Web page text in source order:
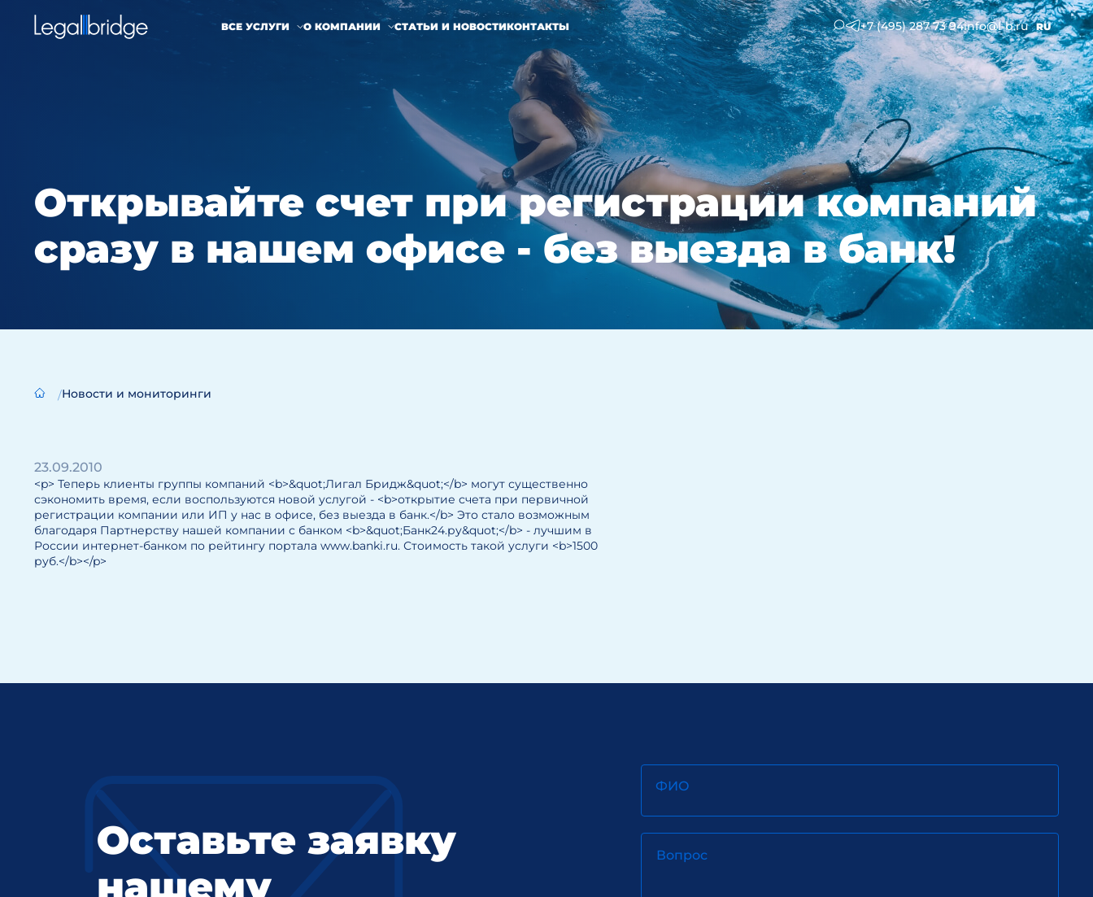
ВСЕ УСЛУГИ О КОМПАНИИ СТАТЬИ И НОВОСТИКОНТАКТЫ +7 (495) 287 73 94info@l-b.ru RU
Открывайте счет при регистрации компаний
сразу в нашем офисе - без выезда в банк!
Новости и мониторинги
23.09.2010
<p> Теперь клиенты группы компаний <b>&quot;Лигал Бридж&quot;</b> могут существенно
сэкономить время, если воспользуются новой услугой - <b>открытие счета при первичной
региcтрации компании или ИП у нас в офисе, без выезда в банк.</b> Это стало возможным
благодаря Партнерству нашей компании с банком <b>&quot;Банк24.ру&quot;</b> - лучшим в
России интернет-банком по рейтингу портала www.banki.ru. Стоимость такой услуги <b>1500
руб.</b></p>
Оставьте заявку
нашему
ФИО
Вопрос